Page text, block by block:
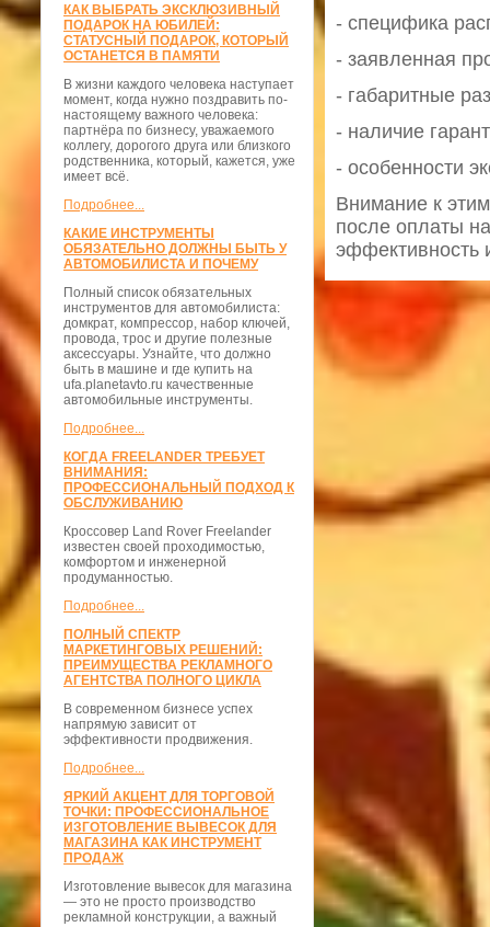
КАК ВЫБРАТЬ ЭКСКЛЮЗИВНЫЙ
ПОДАРОК НА ЮБИЛЕЙ:
СТАТУСНЫЙ ПОДАРОК, КОТОРЫЙ
ОСТАНЕТСЯ В ПАМЯТИ
В жизни каждого человека наступает
момент, когда нужно поздравить по-
настоящему важного человека:
партнёра по бизнесу, уважаемого
коллегу, дорогого друга или близкого
родственника, который, кажется, уже
имеет всё.
Подробнее...
КАКИЕ ИНСТРУМЕНТЫ
ОБЯЗАТЕЛЬНО ДОЛЖНЫ БЫТЬ У
АВТОМОБИЛИСТА И ПОЧЕМУ
Полный список обязательных
инструментов для автомобилиста:
домкрат, компрессор, набор ключей,
провода, трос и другие полезные
аксессуары. Узнайте, что должно
быть в машине и где купить на
ufa.planetavto.ru качественные
автомобильные инструменты.
Подробнее...
КОГДА FREELANDER ТРЕБУЕТ
ВНИМАНИЯ:
ПРОФЕССИОНАЛЬНЫЙ ПОДХОД К
ОБСЛУЖИВАНИЮ
Кроссовер Land Rover Freelander
известен своей проходимостью,
комфортом и инженерной
продуманностью.
Подробнее...
ПОЛНЫЙ СПЕКТР
МАРКЕТИНГОВЫХ РЕШЕНИЙ:
ПРЕИМУЩЕСТВА РЕКЛАМНОГО
АГЕНТСТВА ПОЛНОГО ЦИКЛА
В современном бизнесе успех
напрямую зависит от
эффективности продвижения.
Подробнее...
ЯРКИЙ АКЦЕНТ ДЛЯ ТОРГОВОЙ
ТОЧКИ: ПРОФЕССИОНАЛЬНОЕ
ИЗГОТОВЛЕНИЕ ВЫВЕСОК ДЛЯ
МАГАЗИНА КАК ИНСТРУМЕНТ
ПРОДАЖ
Изготовление вывесок для магазина
— это не просто производство
рекламной конструкции, а важный
- специфика
- заявленная
- габаритные
- наличие
- особенности
Внимание к
после оплаты
эффективность